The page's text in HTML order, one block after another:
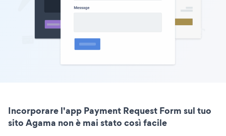
Incorporare l'app Payment Request Form sul tuo
sito Agama non è mai stato così facile